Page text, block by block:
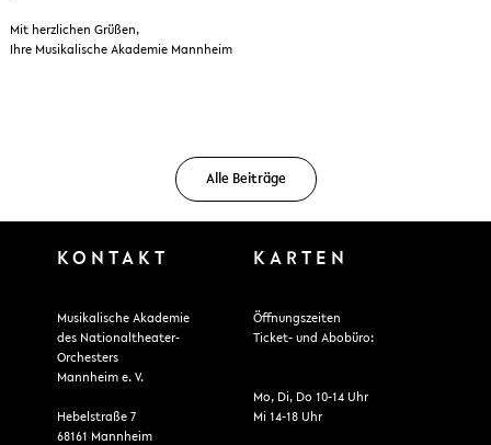
Mit herzlichen Grüßen,
Ihre Musikalische Akademie Mannheim
Alle Beiträge
KONTAKT
Musikalische Akademie
des Nationaltheater-
Orchesters
Mannheim e. V.
Hebelstraße 7
68161 Mannheim
KARTEN
Öffnungszeiten
Ticket- und Abobüro:
Mo, Di, Do 10-14 Uhr
Mi 14-18 Uhr